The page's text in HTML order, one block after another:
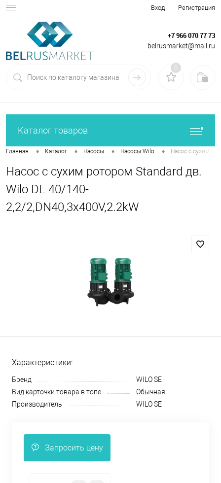
Вход Регистрация
+7 966 070 77 73
belrusmarket@mail.ru
0
Каталог товаров
Главная • Каталог • Насосы • Насосы Wilo • Насос с сухим
Насос с сухим ротором Standard дв.
Wilo DL 40/140-
2,2/2,DN40,3x400V,2.2kW
Характеристики:
Бренд
WILO SE
Вид карточки товара в топе
Обычная
Производитель
WILO SE
Запросить цену